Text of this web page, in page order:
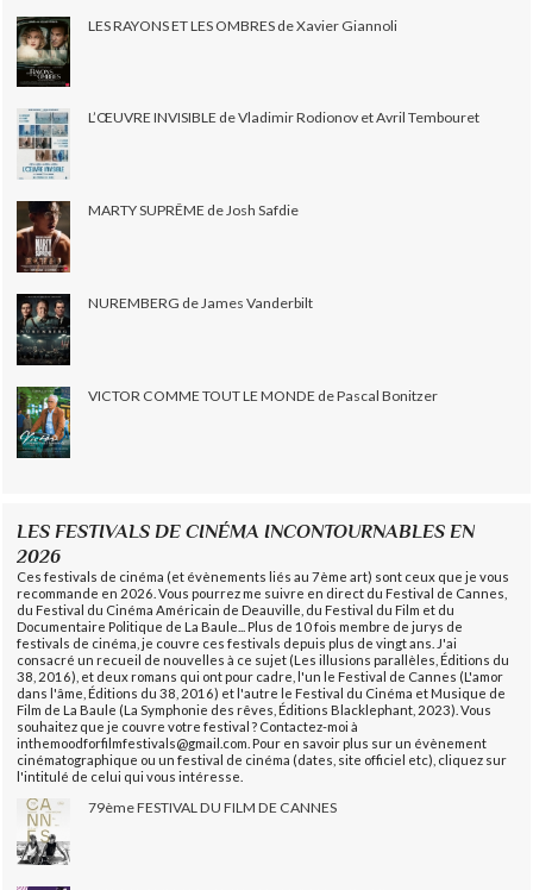
LES RAYONS ET LES OMBRES de Xavier Giannoli
L’ŒUVRE INVISIBLE de Vladimir Rodionov et Avril Tembouret
MARTY SUPRÊME de Josh Safdie
NUREMBERG de James Vanderbilt
VICTOR COMME TOUT LE MONDE de Pascal Bonitzer
LES FESTIVALS DE CINÉMA INCONTOURNABLES EN
2026
Ces festivals de cinéma (et évènements liés au 7ème art) sont ceux que je vous
recommande en 2026. Vous pourrez me suivre en direct du Festival de Cannes,
du Festival du Cinéma Américain de Deauville, du Festival du Film et du
Documentaire Politique de La Baule... Plus de 10 fois membre de jurys de
festivals de cinéma, je couvre ces festivals depuis plus de vingt ans. J'ai
consacré un recueil de nouvelles à ce sujet (Les illusions parallèles, Éditions du
38, 2016), et deux romans qui ont pour cadre, l'un le Festival de Cannes (L'amor
dans l'âme, Éditions du 38, 2016) et l'autre le Festival du Cinéma et Musique de
Film de La Baule (La Symphonie des rêves, Éditions Blacklephant, 2023). Vous
souhaitez que je couvre votre festival ? Contactez-moi à
inthemoodforfilmfestivals@gmail.com. Pour en savoir plus sur un évènement
cinématographique ou un festival de cinéma (dates, site officiel etc), cliquez sur
l'intitulé de celui qui vous intéresse.
79ème FESTIVAL DU FILM DE CANNES